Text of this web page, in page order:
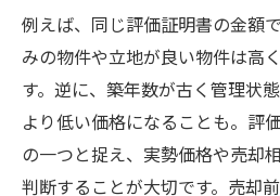
例えば、同じ評価証明書の金額
みの物件や立地が良い物件は高
す。逆に、築年数が古く管理状
より低い価格になることも。評
の一つと捉え、実勢価格や売却
判断することが大切です。売却